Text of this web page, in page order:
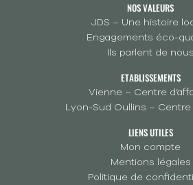
NOS VALEURS
JDS – Une histoire
Engagements éco-
Ils parlent de nous
ETABLISSEMENTS
Vienne – Centre
Lyon-Sud Oullins – Centre
LIENS UTILES
Mon compte
Mentions légales
Politique de